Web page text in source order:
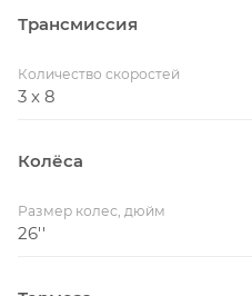
Трансмиссия
Количество скоростей
3 x 8
Колёса
Размер колес, дюйм
26''